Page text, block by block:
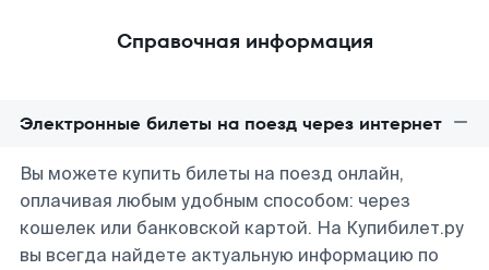
Справочная информация
Электронные билеты на поезд через интернет
Вы можете купить билеты на поезд онлайн,
оплачивая любым удобным способом: через
кошелек или банковской картой. На Купибилет.ру
вы всегда найдете актуальную информацию по